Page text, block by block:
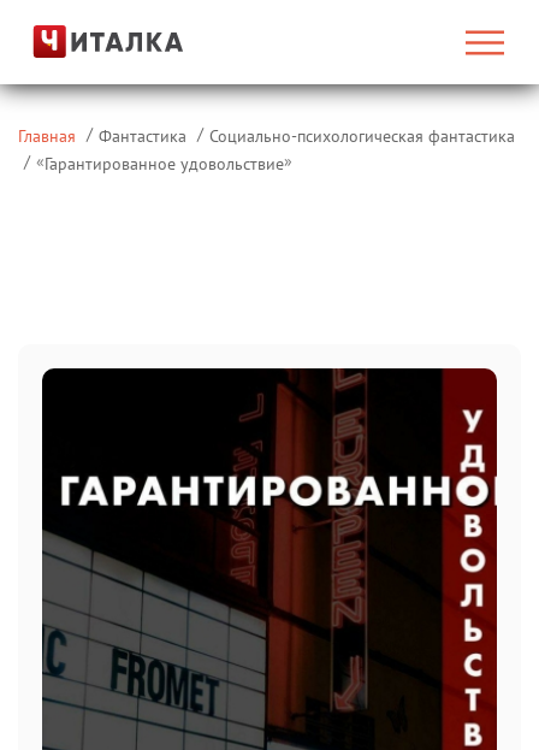
Главная Фантастика
Социально-психологическая фантастика
«Гарантированное удовольствие»